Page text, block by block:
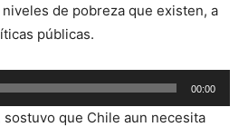
de pobreza que existen, a
públicas.
00:00
sostuvo que Chile aun necesita